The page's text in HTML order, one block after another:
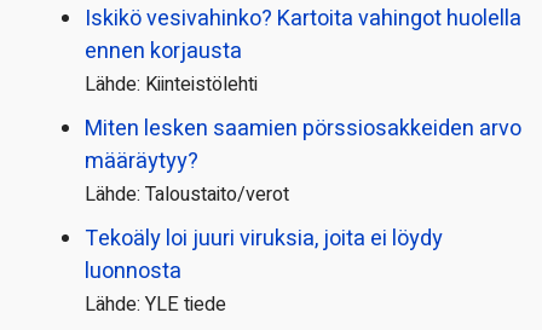
Iskikö vesivahinko? Kartoita vahingot huolella
ennen korjausta
Lähde: Kiinteistölehti
Miten lesken saamien pörssi­osakkeiden arvo
määräytyy?
Lähde: Taloustaito/verot
Tekoäly loi juuri viruksia, joita ei löydy
luonnosta
Lähde: YLE tiede